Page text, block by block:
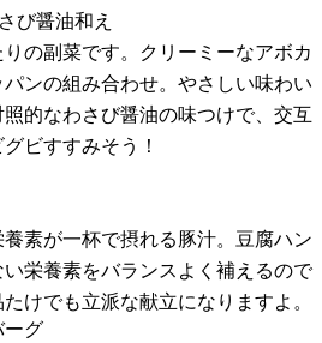
び醤油和え
の副菜です。クリーミーなアボカ
ンの組み合わせ。やさしい味わい
的なわさび醤油の味つけで、交互
ビすすみそう！
素が一杯で摂れる豚汁。豆腐ハン
栄養素をバランスよく補えるので
けでも立派な献立になりますよ。
ーグ